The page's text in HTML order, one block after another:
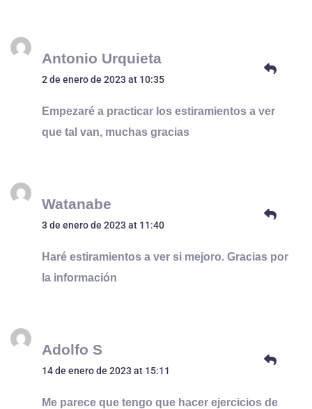
Antonio Urquieta
2 de enero de 2023 at 10:35
Empezaré a practicar los estiramientos a ver
que tal van, muchas gracias
Watanabe
3 de enero de 2023 at 11:40
Haré estiramientos a ver si mejoro. Gracias por
la información
Adolfo S
14 de enero de 2023 at 15:11
Me parece que tengo que hacer ejercicios de